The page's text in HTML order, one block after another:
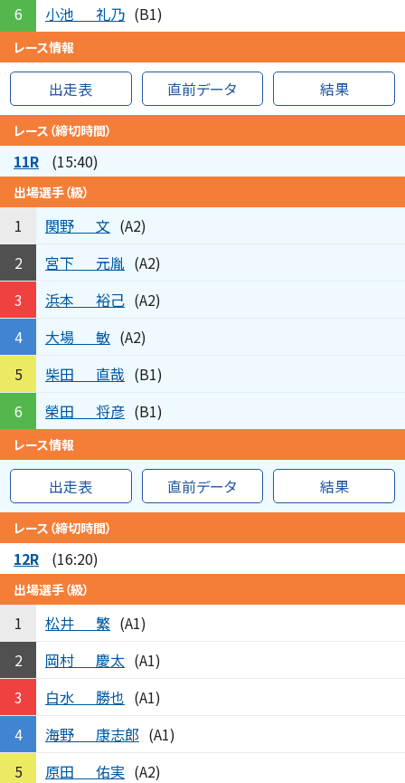
6
小池 礼乃 (B1)
レース情報
出走表 直前データ 結果
レース（締切時間）
11R (15:40)
出場選手（級）
1 関野 文 (A2)
2
宮下 元胤 (A2)
3
浜本 裕己 (A2)
4
大場 敏 (A2)
5
柴田 直哉 (B1)
6
榮田 将彦 (B1)
レース情報
出走表 直前データ 結果
レース（締切時間）
12R (16:20)
出場選手（級）
1 松井 繁 (A1)
2
岡村 慶太 (A1)
3
白水 勝也 (A1)
4
海野 康志郎 (A1)
5
原田 佑実 (A2)